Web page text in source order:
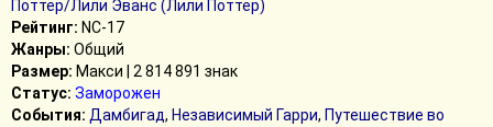
Поттер/Лили Эванс (Лили Поттер)
Рейтинг: NC-17
Жанры: Общий
Размер: Макси | 2 814 891 знак
Статус: Заморожен
События: Дамбигад, Независимый Гарри, Путешествие во